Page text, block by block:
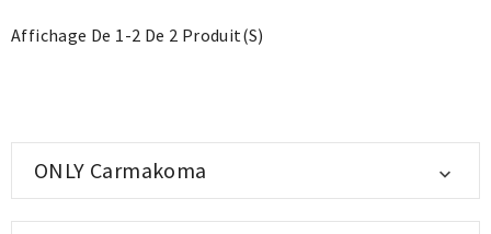
Affichage De 1-2 De 2 Produit(s)
ONLY Carmakoma 